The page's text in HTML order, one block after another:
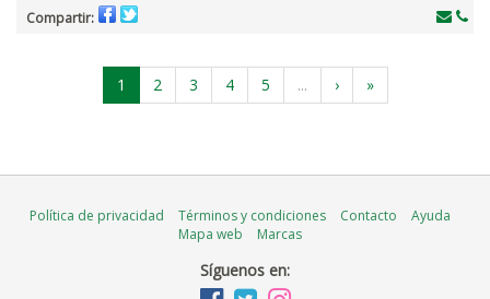
Compartir:
1 2 3 4 5 ... › »
Política de privacidad Términos y condiciones Contacto
Ayuda
Mapa web
Marcas
Síguenos en: